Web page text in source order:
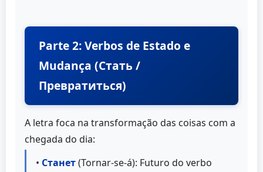
Parte 2: Verbos de Estado e
Mudança (Стать /
Превратиться)
A letra foca na transformação das coisas com a
chegada do dia:
• Станет(Tornar-se-á): Futuro do verbo